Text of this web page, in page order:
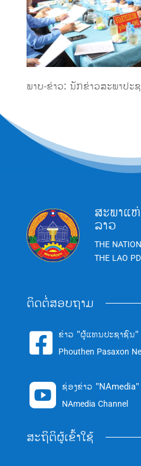
ພາບ-ຂ່າວ: ນັກຂ່າວສະພາປະ
ສະພາແ
ລາວ
THE
THE LAO
ຕິດຕໍ່ສອບຖາມ
 ຂ່າວ "ຜູ້ແທນປະຊາຊົນ"
Phouthen Pasaxon
 ຊ່ອງຂ່າວ "NAmedia"
NAmedia Channel
ສະຖິຕິຜູ້ເຂົ້າໃຊ້